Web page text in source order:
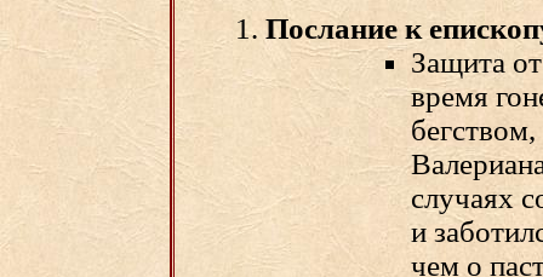
Послание к
Защита
время
случаях
и
чем о